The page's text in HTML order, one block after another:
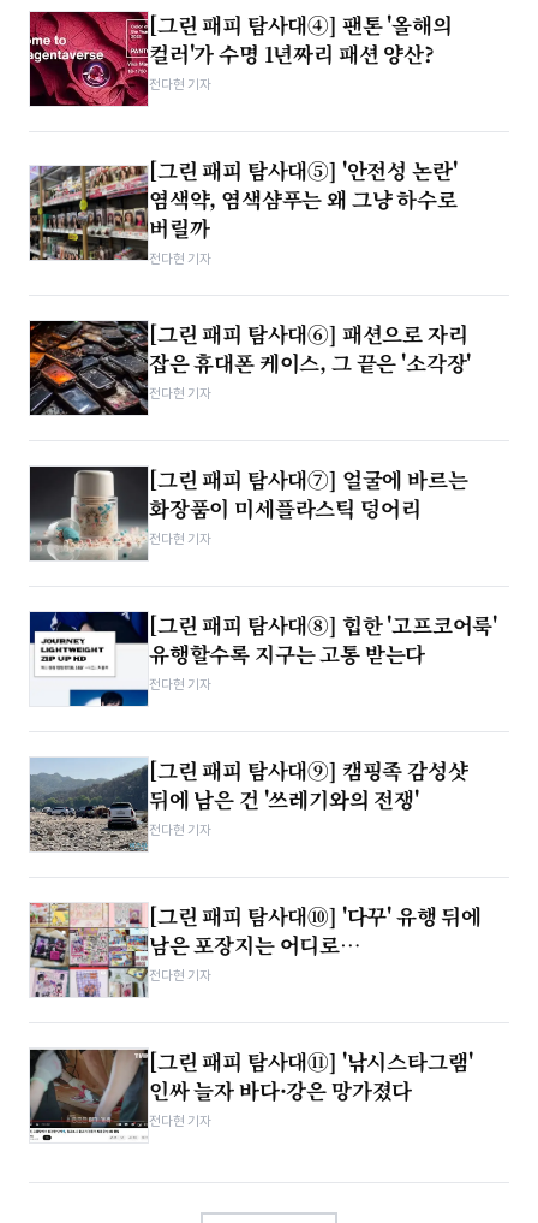
[그린 패피 탐사대④] 팬톤 '올해의
컬러'가 수명 1년짜리 패션 양산?
전다현 기자
[그린 패피 탐사대⑤] '안전성 논란'
염색약, 염색샴푸는 왜 그냥 하수로
버릴까
전다현 기자
[그린 패피 탐사대⑥] 패션으로 자리
잡은 휴대폰 케이스, 그 끝은 '소각장'
전다현 기자
[그린 패피 탐사대⑦] 얼굴에 바르는
화장품이 미세플라스틱 덩어리
전다현 기자
[그린 패피 탐사대⑧] 힙한 '고프코어룩'
유행할수록 지구는 고통 받는다
전다현 기자
[그린 패피 탐사대⑨] 캠핑족 감성샷
뒤에 남은 건 '쓰레기와의 전쟁'
전다현 기자
[그린 패피 탐사대⑩] '다꾸' 유행 뒤에
남은 포장지는 어디로…
전다현 기자
[그린 패피 탐사대⑪] '낚시스타그램'
인싸 늘자 바다·강은 망가졌다
전다현 기자